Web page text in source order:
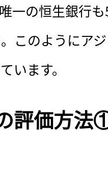
一の恒生銀行
このようにア
います。
評価方